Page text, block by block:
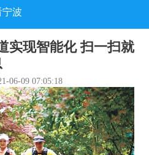
宁波
实现智能化 扫一扫就
06-09 07:05:18